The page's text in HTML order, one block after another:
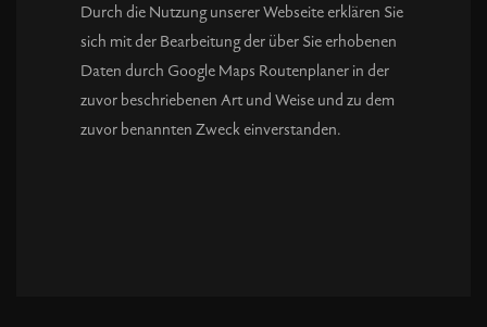
Durch die Nutzung unserer Webseite erklären Sie
sich mit der Bearbeitung der über Sie erhobenen
Daten durch Google Maps Routenplaner in der
zuvor beschriebenen Art und Weise und zu dem
zuvor benannten Zweck einverstanden.